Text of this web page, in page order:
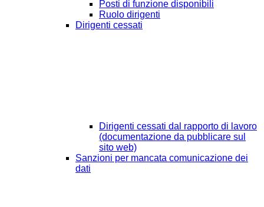
Posti di funzione disponibili
Ruolo dirigenti
Dirigenti cessati
Dirigenti cessati dal rapporto di lavoro
(documentazione da pubblicare sul
sito web)
Sanzioni per mancata comunicazione dei
dati